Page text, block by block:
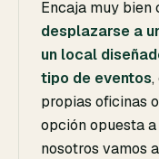
Encaja muy bien
desplazarse a
un local
tipo de eventos,
propias oficinas
opción opuesta
nosotros vamos